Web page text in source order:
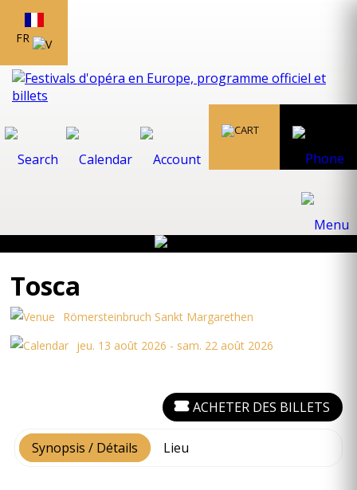
FR
Tosca
Römersteinbruch Sankt Margarethen
jeu. 13 août 2026 - sam. 22 août 2026
Synopsis / Détails Lieu
ACHETER DES BILLETS